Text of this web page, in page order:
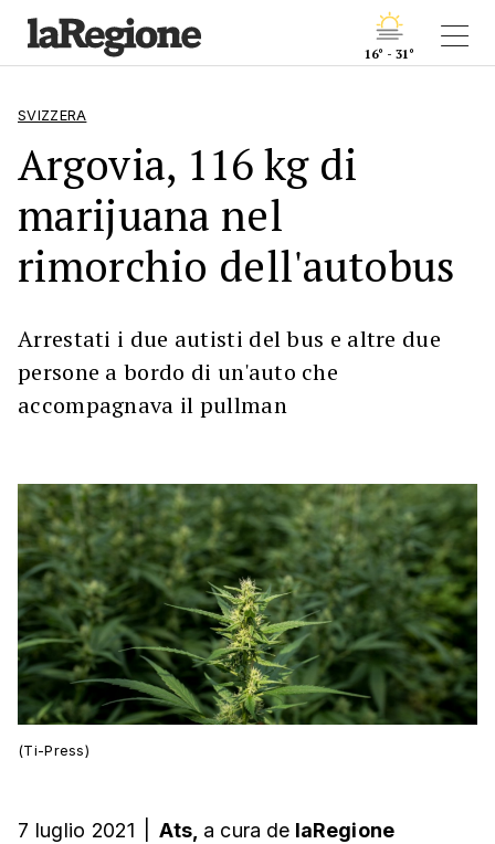
16° - 31°
SVIZZERA
Argovia, 116 kg di
marijuana nel
rimorchio dell'autobus
Arrestati i due autisti del bus e altre due
persone a bordo di un'auto che
accompagnava il pullman
(Ti-Press)
7 luglio 2021 Ats, a cura de laRegione